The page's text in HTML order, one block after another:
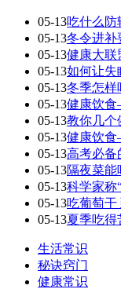
05-13吃什么防
05-13冬令进补
05-13健康大联
05-13如何让失
05-13冬季怎样
05-13健康饮
05-13教你几个
05-13健康饮
05-13高考必备
05-13隔夜菜
05-13科学家称
05-13吃葡萄干
05-13夏季吃得
生活常识
秘诀窍门
健康常识